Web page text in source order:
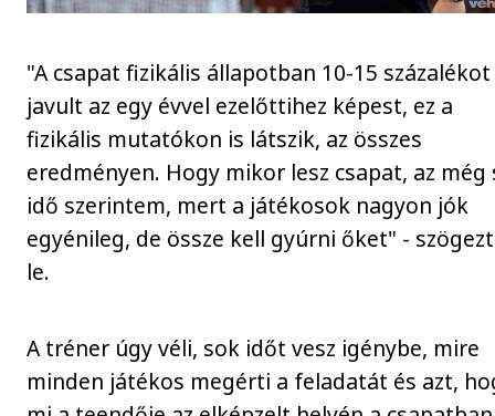
"A csapat fizikális állapotban 10-15 százalékot
javult az egy évvel ezelőttihez képest, ez a
fizikális mutatókon is látszik, az összes
eredményen. Hogy mikor lesz csapat, az még
idő szerintem, mert a játékosok nagyon jók
egyénileg, de össze kell gyúrni őket" -
le.
A tréner úgy véli, sok időt vesz igénybe, mire
minden játékos megérti a feladatát és azt,